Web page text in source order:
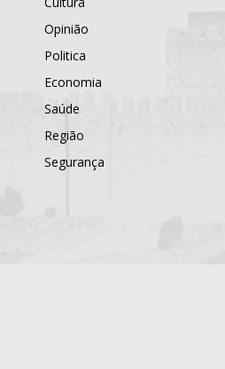
Opinião
Politica
Economia
Saúde
Região
Segurança